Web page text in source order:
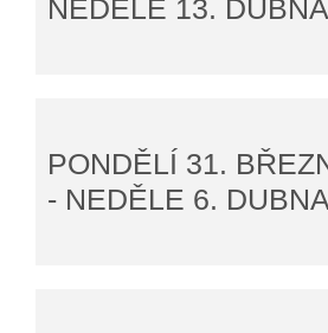
NEDĚLE 13.
PONDĚLÍ 31.
- NEDĚLE 6.